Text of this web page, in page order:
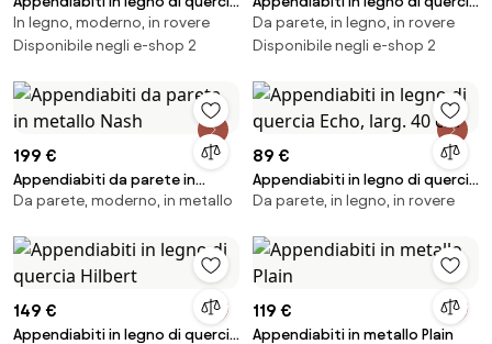
Milford
In legno, moderno, in rovere
Disponibile negli e-shop 2
Milford
Da parete, in legno, in rovere
Disponibile negli e-shop 2
199 €
Appendiabiti da parete in
metallo Nash
Da parete, moderno, in metallo
89 €
Appendiabiti in legno di quercia
Echo, larg. 40 cm
Da parete, in legno, in rovere
149 €
Appendiabiti in legno di quercia
119 €
Appendiabiti in metallo Plain